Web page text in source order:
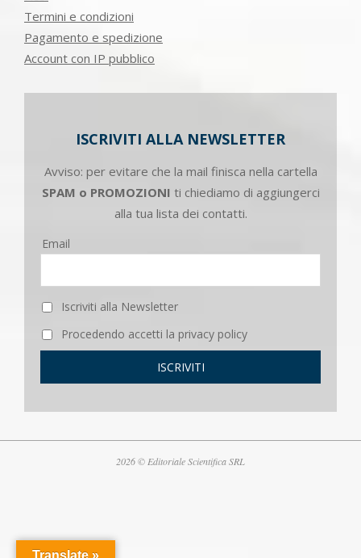
Termini e condizioni
Pagamento e spedizione
Account con IP pubblico
ISCRIVITI ALLA NEWSLETTER
Avviso: per evitare che la mail finisca nella cartella
SPAM o PROMOZIONI ti chiediamo di aggiungerci
alla tua lista dei contatti.
Email
Iscriviti alla Newsletter
Procedendo accetti la privacy policy
2026 © Editoriale Scientifica SRL
Translate »